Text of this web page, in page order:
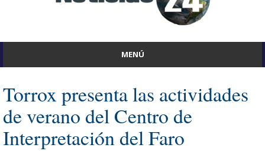
MENÚ
Torrox presenta las actividades
de verano del Centro de
Interpretación del Faro